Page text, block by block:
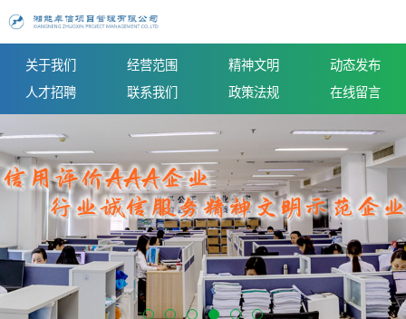
关于我们 经营范围 精神文明
动态发布
人才招聘
联系我们 政策法规 在线留言